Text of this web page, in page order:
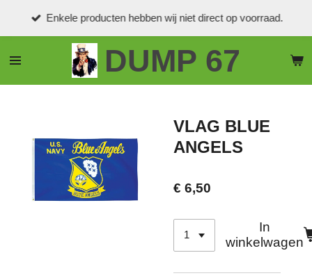
de
DUMP 67
Enkele producten hebben wij niet direct op voorraad.
VLAG BLUE
ANGELS
€ 6,50
In
winkelwagen